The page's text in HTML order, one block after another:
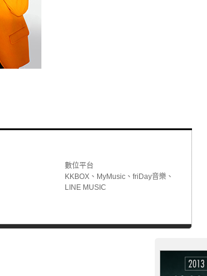
數位平台
KKBOX、MyMusic、friDay音樂、
LINE MUSIC